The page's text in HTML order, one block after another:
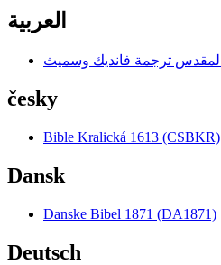
العربية
česky
Bible Kralická 1613 (CSBKR)
Dansk
Danske Bibel 1871 (DA1871)
Deutsch